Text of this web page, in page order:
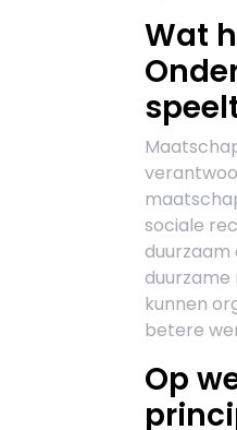
Wat
sociale
kunnen
betere
Op